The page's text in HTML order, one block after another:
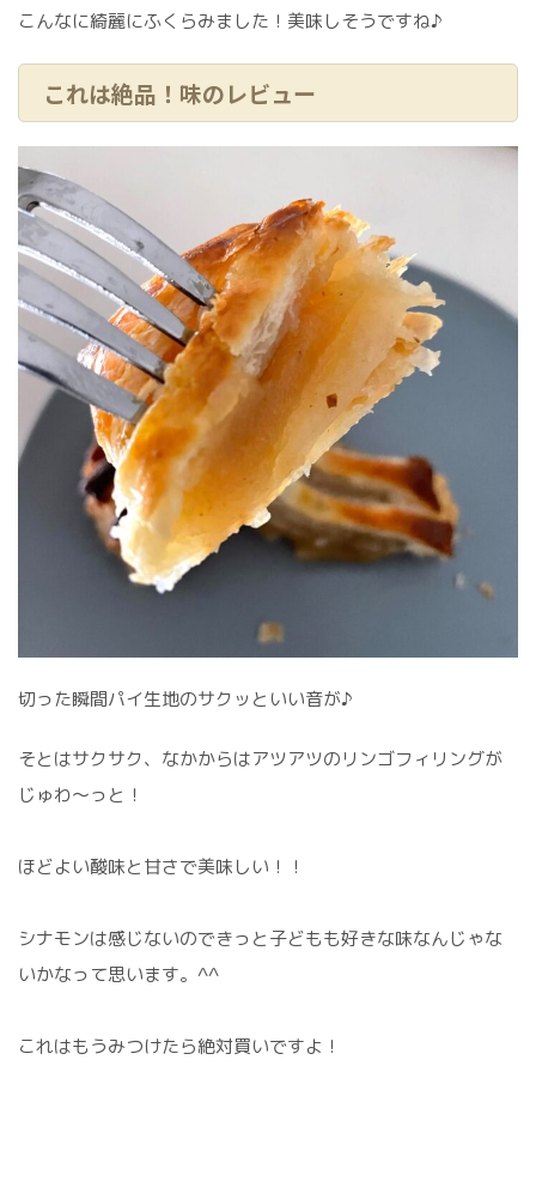
こんなに綺麗にふくらみました！美味しそうですね♪
これは絶品！味のレビュー
切った瞬間パイ生地のサクッといい音が♪
そとはサクサク、なかからはアツアツのリンゴフィリングが
じゅわ～っと！
ほどよい酸味と甘さで美味しい！！
シナモンは感じないのできっと子どもも好きな味なんじゃな
いかなって思います。^^
これはもうみつけたら絶対買いですよ！